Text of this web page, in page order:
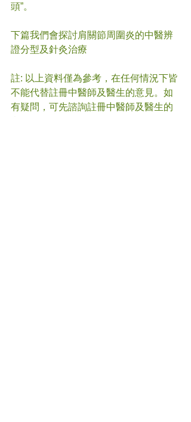
頭”。
下篇我們會探討肩關節周圍炎的中醫辨
證分型及針灸治療
註: 以上資料僅為參考，在任何情況下皆
不能代替註冊中醫師及醫生的意見。如
有疑問，可先諮詢註冊中醫師及醫生的